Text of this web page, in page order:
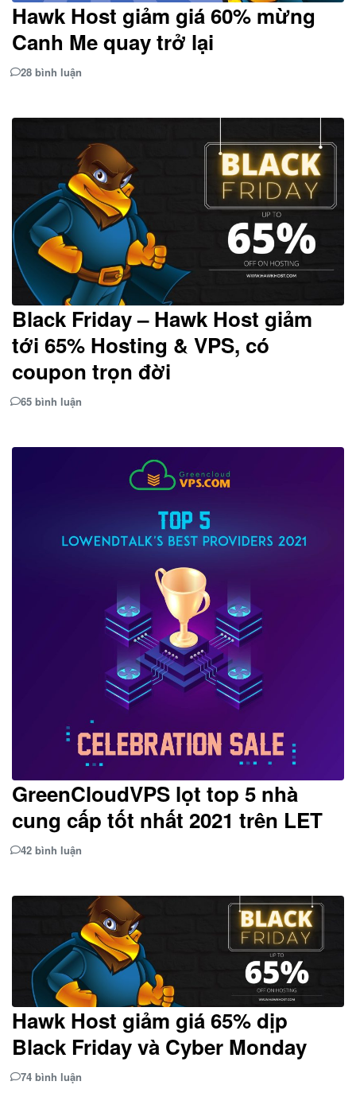
Hawk Host giảm giá 60% mừng
Canh Me quay trở lại
28 bình luận
Black Friday – Hawk Host giảm
tới 65% Hosting & VPS, có
coupon trọn đời
65 bình luận
GreenCloudVPS lọt top 5 nhà
cung cấp tốt nhất 2021 trên LET
42 bình luận
Hawk Host giảm giá 65% dịp
Black Friday và Cyber Monday
74 bình luận